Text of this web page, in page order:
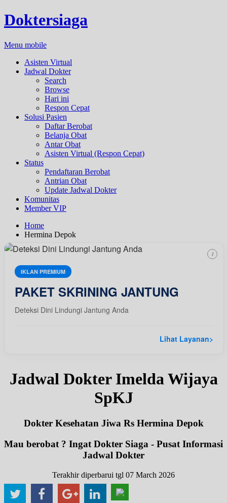
Doktersiaga
Menu mobile
Asisten Virtual
Jadwal Dokter
Search
Browse
Hari ini
Respon Cepat
Solusi Pasien
Daftar Berobat
Belanja Obat
Antar Obat
Asisten Virtual (Respon Cepat)
Status
Pendaftaran Berobat
Antrian Obat
Update Jadwal Dokter
Komunitas
Member VIP
Home
Hermina Depok
IKLAN PREMIUM
PAKET SKRINING JANTUNG
Deteksi Dini Lindungi Jantung Anda
Lihat Layanan>
i
Jadwal Dokter Imelda Wijaya
SpKJ
Dokter Kesehatan Jiwa Rs Hermina Depok
Mau berobat ? Ingat Dokter Siaga - Pusat Informasi
Jadwal Dokter
Terakhir diperbarui tgl 07 March 2026